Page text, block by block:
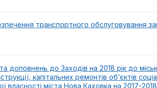
транспортного обслуговування
доповнень до Заходів на 2018 рік до
капітальних ремонтів об’єктів
власності міста Нова Каховка на 2017-